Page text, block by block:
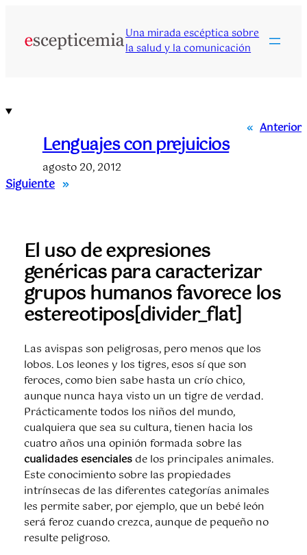
contenido
Una mirada escéptica sobre
la salud y la comunicación
« Anterior
Lenguajes con prejuicios
agosto 20, 2012
Siguiente »
El uso de expresiones
genéricas para caracterizar
grupos humanos favorece los
estereotipos[divider_flat]
Las avispas son peligrosas, pero menos que los
lobos. Los leones y los tigres, esos sí que son
feroces, como bien sabe hasta un crío chico,
aunque nunca haya visto un un tigre de verdad.
Prácticamente todos los niños del mundo,
cualquiera que sea su cultura, tienen hacia los
cuatro años una opinión formada sobre las
cualidades esencialesde los principales animales.
Este conocimiento sobre las propiedades
intrínsecas de las diferentes categorías animales
les permite saber, por ejemplo, que un bebé león
será feroz cuando crezca, aunque de pequeño no
resulte peligroso.